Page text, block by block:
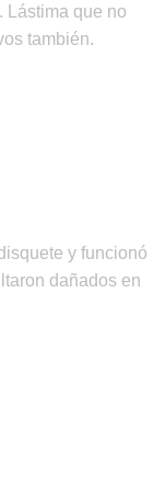
Lástima que no
también.
y funcionó
dañados en